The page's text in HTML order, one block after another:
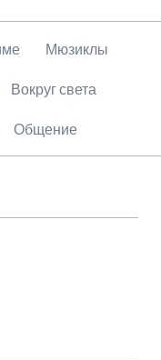
Мюзиклы
Вокруг света
Общение